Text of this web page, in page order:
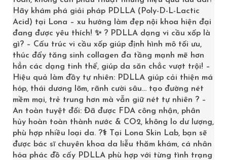
bong lớp tế bào da chết tự nhiên, nuôi dưỡng lớp da
mới, sử dụng lâu dài giúp cải thiện mô da, tăng độ đàn
hồi và dưỡng trắng an toàn.
2.Thành phầnchính và tính năng
Thành phầnchủ yếu: Galactomyces 99%
Galactomyces (nước cất nấm): Dưỡng ẩm, trắng da,
tăng độ đàn hồi, ngăn ngừa nếp nhăn, đem lại sức sống
cho da
3. Hiệu quả
Hãy khám phá giải pháp PDLLA (Poly-D-L-Lactic
Acid) tại Lona – xu hướng làm đẹp nội khoa hiện đại
đang được yêu thích! ✨ ? PDLLA dạng vi cầu xốp là
gì? – Cấu trúc vi cầu xốp giúp định hình mô tối ưu,
thúc đẩy tăng sinh collagen đa tầng mạnh mẽ hơn
hẳn các dạng tinh thể, giúp da săn chắc vượt trội! –
Hiệu quả làm đầy tự nhiên: PDLLA giúp cải thiện má
hóp, thái dương lõm, rãnh cười sâu… tạo đường nét
mềm mại, trẻ trung hơn mà vẫn giữ nét tự nhiên ? –
An toàn tuyệt đối: Đã được FDA công nhận, phân
hủy hoàn toàn thành nước & CO2, không lo dư lượng,
phù hợp nhiều loại da. ?‍⚕️ Tại Lona Skin Lab, bạn sẽ
được bác sĩ chuyên khoa da liễu thăm khám, cá nhân
hóa phác đồ cấy PDLLA phù hợp với từng tình trạng